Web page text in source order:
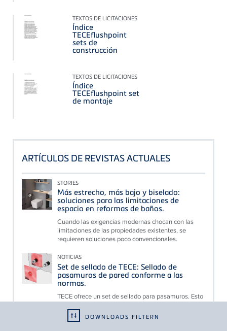
DOWNLOADS FILTERN
TEXTOS DE LICITACIONES
Índice
TECEflushpoint
sets de
construcción
TEXTOS DE LICITACIONES
Índice
TECEflushpoint set
de montaje
ARTÍCULOS DE REVISTAS ACTUALES
STORIES
Más estrecho, más bajo y biselado:
soluciones para las limitaciones de
espacio en reformas de baños.
Cuando las exigencias modernas chocan con las
limitaciones de las propiedades existentes, se
requieren soluciones poco convencionales.
NOTICIAS
Set de sellado de TECE: Sellado de
pasamuros de pared conforme a las
normas.
TECE ofrece un set de sellado para pasamuros. Esto
significa que las conexiones de los accesorios
pueden realizarse de forma sencilla y conforme a
las...